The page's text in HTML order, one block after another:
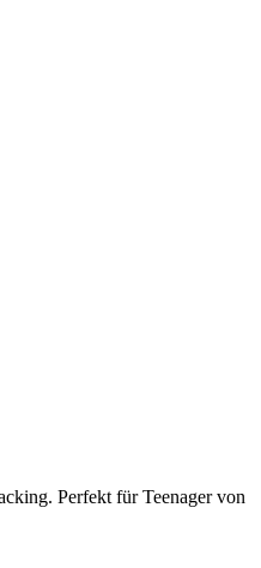
Perfekt für Teenager von